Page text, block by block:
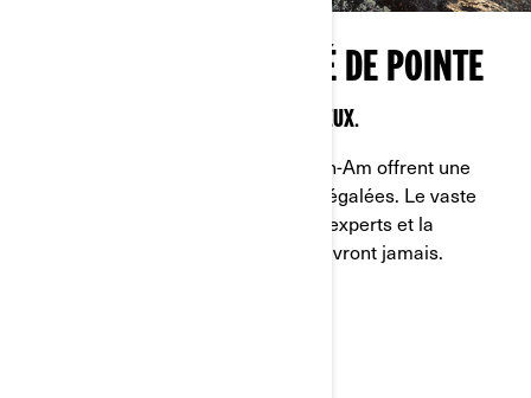
DURABILITÉ ET FIABILITÉ DE POINTE
INVESTISSEMENT À LONG TERME JUDICIEUX.
Conçus au Canada, les véhicules Can-Am offrent une
durabilité et une valeur de revente inégalées. Le vaste
réseau de concessions, les services experts et la
disponibilité des pièces ne vous décevront jamais.